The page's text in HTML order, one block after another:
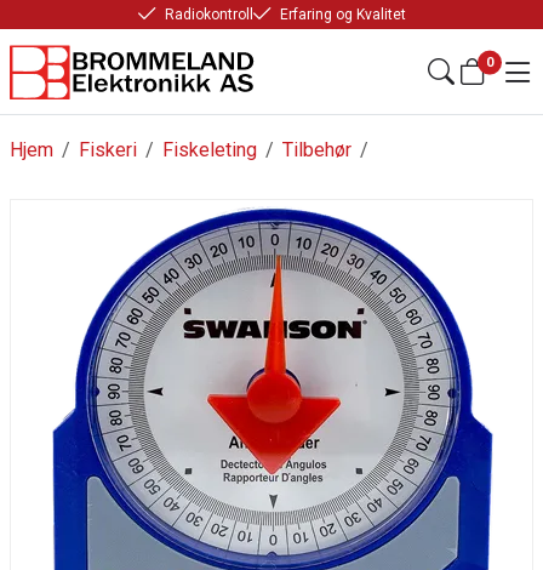
Radiokontroll Erfaring og Kvalitet
0
/
Hjem /
Fiskeri /
Fiskeleting /
Tilbehør